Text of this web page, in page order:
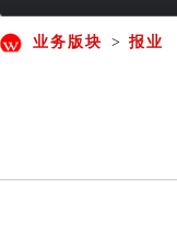
业务版块 > 报业